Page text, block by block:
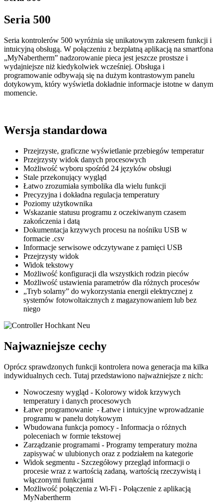
Seria 500
Seria kontrolerów 500 wyróżnia się unikatowym zakresem funkcji i
intuicyjną obsługą. W połączeniu z bezpłatną aplikacją na smartfona
„MyNabertherm” nadzorowanie pieca jest jeszcze prostsze i
wydajniejsze niż kiedykolwiek wcześniej. Obsługa i
programowanie odbywają się na dużym kontrastowym panelu
dotykowym, który wyświetla dokładnie informacje istotne w danym
momencie.
Wersja standardowa
Przejrzyste, graficzne wyświetlanie przebiegów temperatur
Przejrzysty widok danych procesowych
Możliwość wyboru spośród 24 języków obsługi
Stale przekonujący wygląd
Łatwo zrozumiała symbolika dla wielu funkcji
Precyzyjna i dokładna regulacja temperatury
Poziomy użytkownika
Wskazanie statusu programu z oczekiwanym czasem
zakończenia i datą
Dokumentacja krzywych procesu na nośniku USB w
formacie .csv
Informacje serwisowe odczytywane z pamięci USB
Przejrzysty widok
Widok tekstowy
Możliwość konfiguracji dla wszystkich rodzin pieców
Możliwość ustawienia parametrów dla różnych procesów
„Tryb solarny” do wykorzystania energii elektrycznej z
systemów fotowoltaicznych z magazynowaniem lub bez
niego
Najwazniejsze cechy
Oprócz sprawdzonych funkcji kontrolera nowa generacja ma kilka
indywidualnych cech. Tutaj przedstawiono najważniejsze z nich:
Nowoczesny wygląd - Kolorowy widok krzywych
temperatury i danych procesowych
Łatwe programowanie - Łatwe i intuicyjne wprowadzanie
programu w panelu dotykowym
Wbudowana funkcja pomocy - Informacja o różnych
poleceniach w formie tekstowej
Zarządzanie programami - Programy temperatury można
zapisywać w ulubionych oraz z podziałem na kategorie
Widok segmentu - Szczegółowy przegląd informacji o
procesie wraz z wartością zadaną, wartością rzeczywistą i
włączonymi funkcjami
Możliwość połączenia z Wi-Fi - Połączenie z aplikacją
MyNabertherm